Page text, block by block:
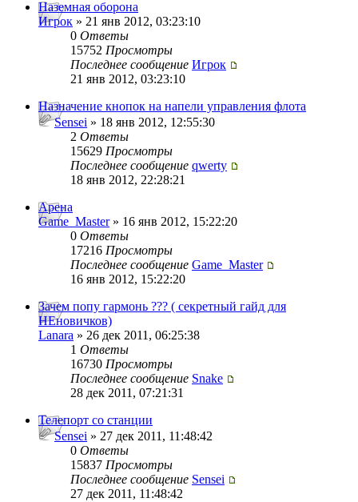
Наземная оборона
Игрок » 21 янв 2012, 03:23:10
0 Ответы
15752 Просмотры
Последнее сообщение Игрок
21 янв 2012, 03:23:10
Назначение кнопок на напели управления флота
Sensei » 18 янв 2012, 12:55:30
2 Ответы
15629 Просмотры
Последнее сообщение qwerty
18 янв 2012, 22:28:21
Арена
Game_Master» 16 янв 2012, 15:22:20
0 Ответы
17216 Просмотры
Последнее сообщение Game_Master
16 янв 2012, 15:22:20
Зачем попу гармонь ??? ( секретный гайд для
НЕновичков)
Lanara » 26 дек 2011, 06:25:38
1 Ответы
16730 Просмотры
Последнее сообщение Snake
28 дек 2011, 07:21:31
Телепорт со станции
Sensei » 27 дек 2011, 11:48:42
0 Ответы
15837 Просмотры
Последнее сообщение Sensei
27 дек 2011, 11:48:42